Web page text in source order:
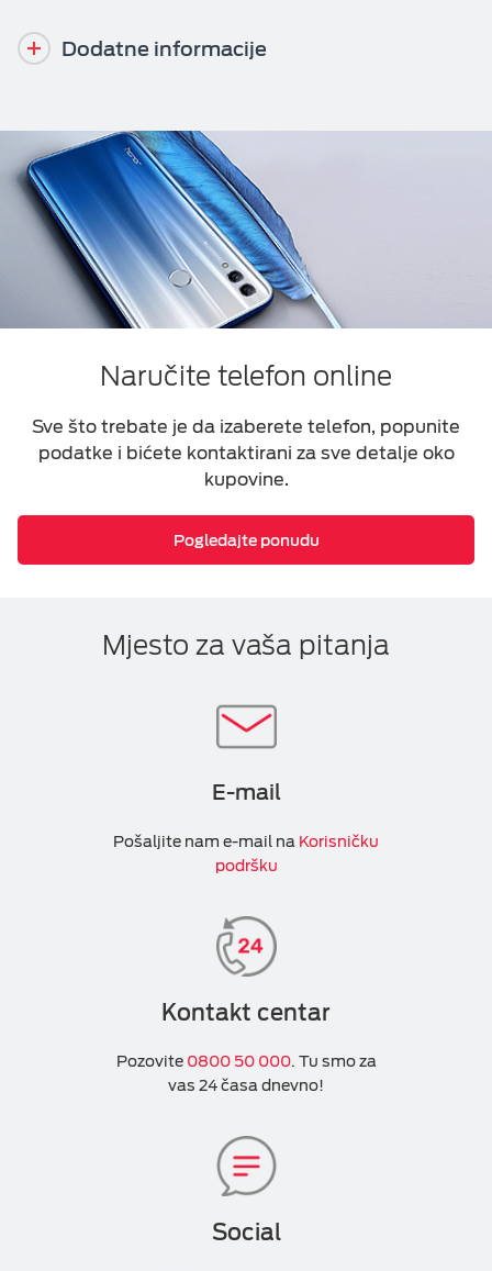
Dodatne informacije
Naručite telefon online
Sve što trebate je da izaberete telefon, popunite
podatke i bićete kontaktirani za sve detalje oko
kupovine.
Pogledajte ponudu
Mjesto za vaša pitanja
E-mail
Pošaljite nam e-mail na Korisničku
podršku
Kontakt centar
Pozovite 0800 50 000. Tu smo za
vas 24 časa dnevno!
Social